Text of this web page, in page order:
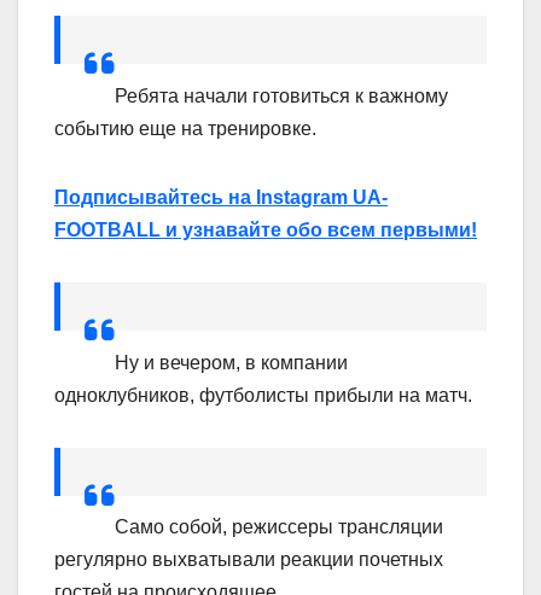
Ребята начали готовиться к важному
событию еще на тренировке.
Подписывайтесь на Instagram UA-
FOOTBALL и узнавайте обо всем первыми!
Ну и вечером, в компании
одноклубников, футболисты прибыли на матч.
Само собой, режиссеры трансляции
регулярно выхватывали реакции почетных